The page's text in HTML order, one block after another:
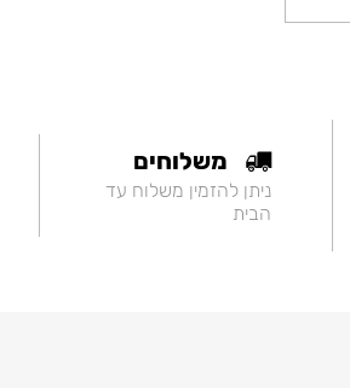
משלוחים
ניתן להזמין משלוח עד
הבית